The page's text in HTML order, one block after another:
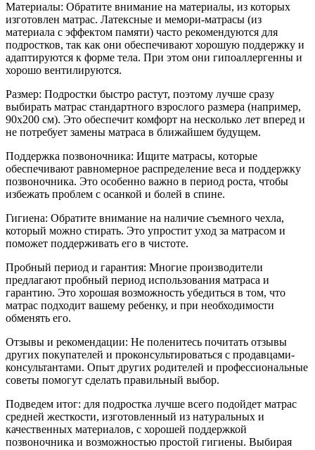
Материалы: Обратите внимание на материалы, из которых
изготовлен матрас. Латексные и мемори-матрасы (из
материала с эффектом памяти) часто рекомендуются для
подростков, так как они обеспечивают хорошую поддержку и
адаптируются к форме тела. При этом они гипоаллергенны и
хорошо вентилируются.
Размер: Подростки быстро растут, поэтому лучше сразу
выбирать матрас стандартного взрослого размера (например,
90x200 см). Это обеспечит комфорт на несколько лет вперед и
не потребует замены матраса в ближайшем будущем.
Поддержка позвоночника: Ищите матрасы, которые
обеспечивают равномерное распределение веса и поддержку
позвоночника. Это особенно важно в период роста, чтобы
избежать проблем с осанкой и болей в спине.
Гигиена: Обратите внимание на наличие съемного чехла,
который можно стирать. Это упростит уход за матрасом и
поможет поддерживать его в чистоте.
Пробный период и гарантия: Многие производители
предлагают пробный период использования матраса и
гарантию. Это хорошая возможность убедиться в том, что
матрас подходит вашему ребенку, и при необходимости
обменять его.
Отзывы и рекомендации: Не поленитесь почитать отзывы
других покупателей и проконсультироваться с продавцами-
консультантами. Опыт других родителей и профессиональные
советы помогут сделать правильный выбор.
Подведем итог: для подростка лучше всего подойдет матрас
средней жесткости, изготовленный из натуральных и
качественных материалов, с хорошей поддержкой
позвоночника и возможностью простой гигиены. Выбирая